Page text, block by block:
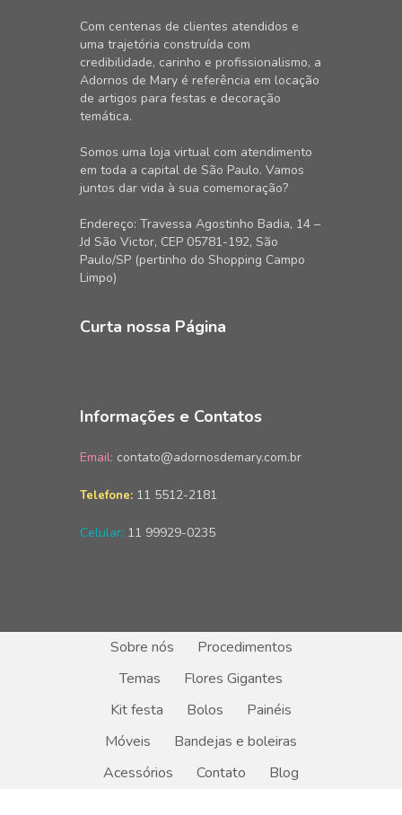
Com centenas de clientes atendidos e
uma trajetória construída com
credibilidade, carinho e profissionalismo, a
Adornos de Mary é referência em locação
de artigos para festas e decoração
temática.
Somos uma loja virtual com atendimento
em toda a capital de São Paulo. Vamos
juntos dar vida à sua comemoração?
Endereço: Travessa Agostinho Badia, 14 –
Jd São Victor, CEP 05781-192, São
Paulo/SP (pertinho do Shopping Campo
Limpo)
Curta nossa Página
Informações e Contatos
Email: contato@adornosdemary.com.br
Telefone: 11 5512-2181
Celular: 11 99929-0235
Sobre nós
Procedimentos
Temas
Flores Gigantes
Kit festa
Bolos
Painéis
Móveis
Bandejas e boleiras
Acessórios
Contato Blog